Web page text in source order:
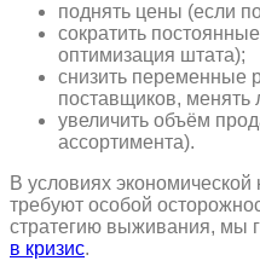
поднять цены (если
сократить
оптимизация штата);
снизить переменные
поставщиков, менять
увеличить объём
ассортимента).
В условиях
требуют особой
стратегию выживания, мы
в кризис.